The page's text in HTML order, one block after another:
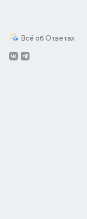
Всё об Ответах